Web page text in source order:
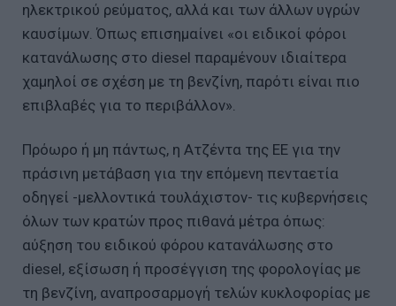
ηλεκτρικού ρεύματος, αλλά και των άλλων υγρών
καυσίμων. Όπως επισημαίνει «οι ειδικοί φόροι
κατανάλωσης στο diesel παραμένουν ιδιαίτερα
χαμηλοί σε σχέση με τη βενζίνη, παρότι είναι πιο
επιβλαβές για το περιβάλλον».
Πρόωρο ή μη πάντως, η Ατζέντα της ΕΕ για την
πράσινη μετάβαση για την επόμενη πενταετία
οδηγεί -μελλοντικά τουλάχιστον- τις κυβερνήσεις
όλων των κρατών προς πιθανά μέτρα όπως:
αύξηση του ειδικού φόρου κατανάλωσης στο
diesel, εξίσωση ή προσέγγιση της φορολογίας με
τη βενζίνη, αναπροσαρμογή τελών κυκλοφορίας με